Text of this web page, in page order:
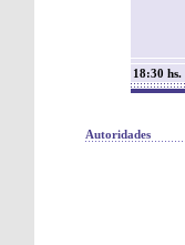
18:30 hs.
Autoridades